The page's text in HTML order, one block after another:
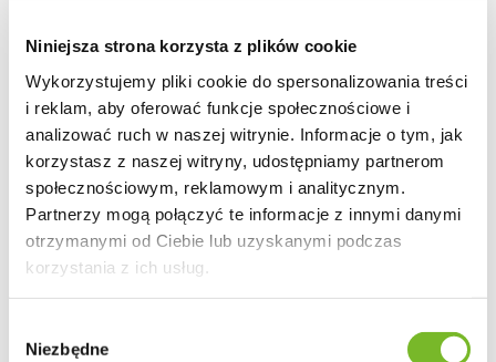
Niniejsza strona korzysta z plików cookie
Wykorzystujemy pliki cookie do spersonalizowania treści
i reklam, aby oferować funkcje społecznościowe i
analizować ruch w naszej witrynie. Informacje o tym, jak
korzystasz z naszej witryny, udostępniamy partnerom
społecznościowym, reklamowym i analitycznym.
Partnerzy mogą połączyć te informacje z innymi danymi
otrzymanymi od Ciebie lub uzyskanymi podczas
korzystania z ich usług.
zgody
Niezbędne
Zadaszenie tarasu 300 x 736 cm pergola ogrodowa
przyścienna drewniana
1662.00